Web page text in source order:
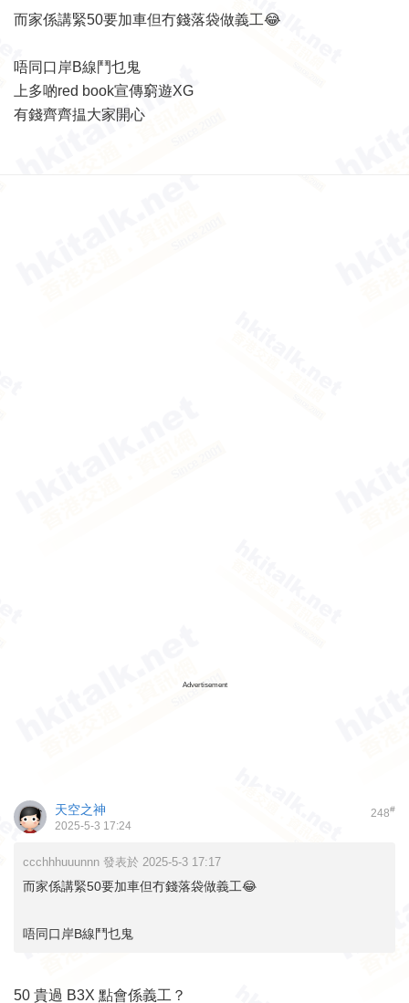
而家係講緊50要加車但冇錢落袋做義工😂
唔同口岸B線鬥乜鬼
上多啲red book宣傳窮遊XG
有錢齊齊揾大家開心
Advertisement
248#
天空之神
2025-5-3 17:24
ccchhhuuunnn 發表於 2025-5-3 17:17
而家係講緊50要加車但冇錢落袋做義工😂
唔同口岸B線鬥乜鬼
50 貴過 B3X 點會係義工？